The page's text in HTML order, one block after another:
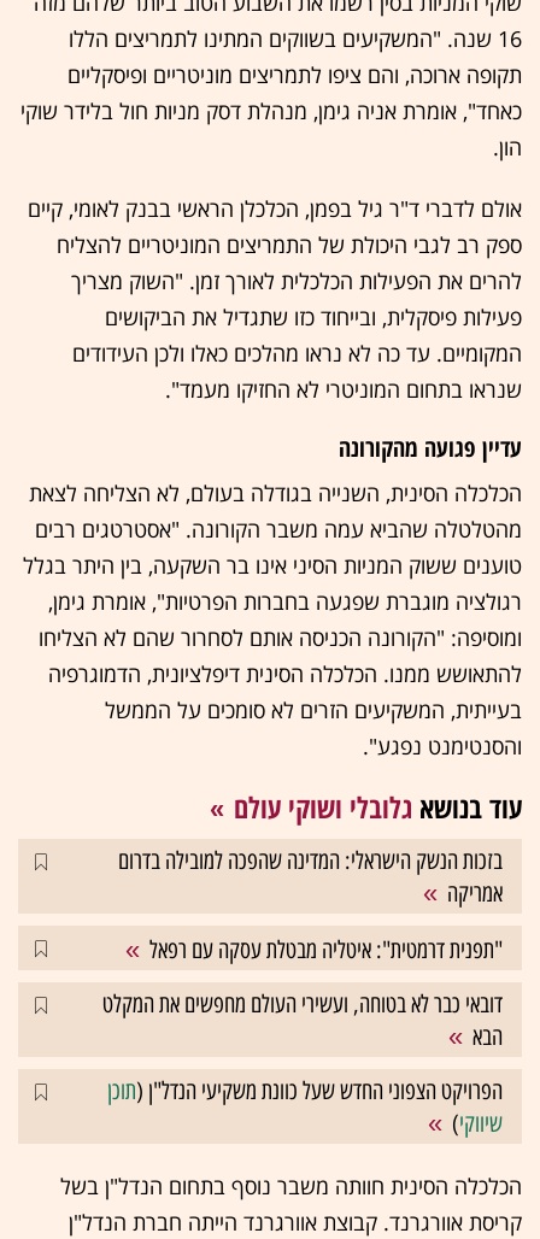
16 שנה. "המשקיעים בשווקים המתינו לתמריצים הללו
תקופה ארוכה, והם ציפו לתמריצים מוניטריים ופיסקליים
כאחד", אומרת אניה גימן, מנהלת דסק מניות חול בלידר שוקי
הון.
אולם לדברי ד"ר גיל בפמן, הכלכלן הראשי בבנק לאומי, קיים
ספק רב לגבי היכולת של התמריצים המוניטריים להצליח
להרים את הפעילות הכלכלית לאורך זמן. "השוק מצריך
פעילות פיסקלית, ובייחוד כזו שתגדיל את הביקושים
המקומיים. עד כה לא נראו מהלכים כאלו ולכן העידודים
שנראו בתחום המוניטרי לא החזיקו מעמד".
עדיין פגועה מהקורונה
הכלכלה הסינית, השנייה בגודלה בעולם, לא הצליחה לצאת
מהטלטלה שהביא עמה משבר הקורונה. "אסטרטגים רבים
טוענים ששוק המניות הסיני אינו בר השקעה, בין היתר בגלל
רגולציה מוגברת שפגעה בחברות הפרטיות", אומרת גימן,
ומוסיפה: "הקורונה הכניסה אותם לסחרור שהם לא הצליחו
להתאושש ממנו. הכלכלה הסינית דיפלציונית, הדמוגרפיה
בעייתית, המשקיעים הזרים לא סומכים על הממשל
והסנטימנט נפגע".
עוד בנושא גלובלי ושוקי עולם
בזכות הנשק הישראלי: המדינה שהפכה למובילה בדרום
אמריקה
"תפנית דרמטית": איטליה מבטלת עסקה עם רפאל
דובאי כבר לא בטוחה, ועשירי העולם מחפשים את המקלט
הבא
הפרויקט הצפוני החדש שעל כוונת משקיעי הנדל"ן (תוכן
שיווקי)
הכלכלה הסינית חוותה משבר נוסף בתחום הנדל"ן בשל
קריסת אוורגרנד. קבוצת אוורגרנד הייתה חברת הנדל"ן